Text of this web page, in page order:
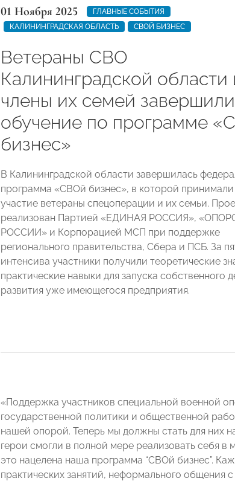
01 Ноября 2025
ГЛАВНЫЕ СОБЫТИЯ
КАЛИНИНГРАДСКАЯ ОБЛАСТЬ
СВОЙ БИЗНЕС
Ветераны СВО
Калининградской области
члены их семей завершили
обучение по программе
бизнес»
В Калининградской области завершилась
программа «СВОй бизнес», в которой принимали
участие ветераны спецоперации и их семьи.
реализован Партией «ЕДИНАЯ РОССИЯ»,
РОССИИ» и Корпорацией МСП при поддержке
регионального правительства, Сбера и ПСБ. За
интенсива участники получили теоретические
практические навыки для запуска собственного
развития уже имеющегося предприятия.
«Поддержка участников специальной военной
государственной политики и общественной
нашей опорой. Теперь мы должны стать для них
герои смогли в полной мере реализовать себя
это нацелена наша программа “СВОй бизнес”.
практических занятий, неформального общения